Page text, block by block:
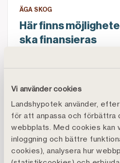
Vi använder cookies
Landshypotek använder,
för att anpassa och förbättra
webbplats. Med cookies kan
inloggning och bättre
cookies), analysera hur
ÄGA SKOG
Här finns
ska finansieras
men vad ska man tänka
finansiera skog i snart
Ha koll på regler för